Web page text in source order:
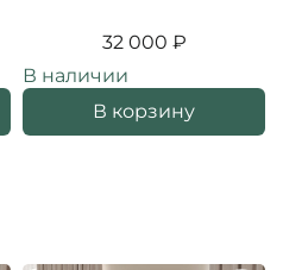
32 000 ₽
В наличии
В корзину